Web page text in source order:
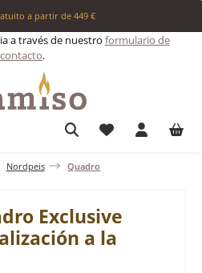
a partir de 449 €
a través de nuestro formulario de
contacto.
Tienes 0
Nordpeis Quadro
Exclusive
a la